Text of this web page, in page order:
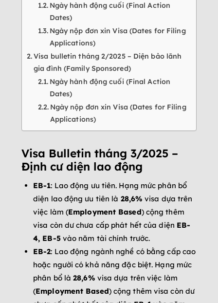
Ngày hành động cuối (Final Action
Dates)
Ngày nộp đơn xin Visa (Dates f­or Filing
Applications)
Visa bulletin tháng 2/2025 – Diện bảo lãnh
gia đình (Family Sponsored)­
Ngày hành động cuối (Final Action
Dates)
Ngày nộp đơn xin Visa (Dates for Filing
Applications)
Visa Bulletin tháng 3/2025 –
Định cư diện lao động
EB-1: Lao động ưu tiên. Hạng mức phân bổ
diện lao động ưu tiên là 28,6% visa dựa trên
việc làm (Employment Based) cộng thêm
visa còn dư chưa cấp phát hết của diện EB-
4, EB-5vào năm tài chính trước.
EB-2: Lao động ngành nghề có bằng cấp cao
hoặc người có khả năng đặc biệt. Hạng mức
phân bổ là28,6% visa dựa trên việc làm
(Employment Based) cộng thêm visa còn dư